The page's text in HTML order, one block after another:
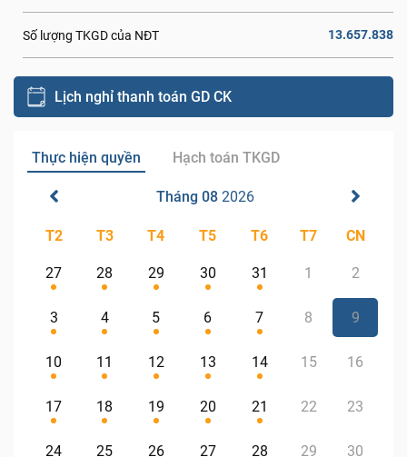
Số lượng TKGD của NĐT 13.657.838
Lịch nghỉ thanh toán GD CK
Thực hiện quyền Hạch toán TKGD
Tháng 08 2026
T2 T3 T4 T5 T6 T7 CN
27 28 29 30 31 1 2
3 4 5 6 7 8 9
10 11 12 13 14 15 16
17 18 19 20 21 22 23
24 25 26 27 28 29 30